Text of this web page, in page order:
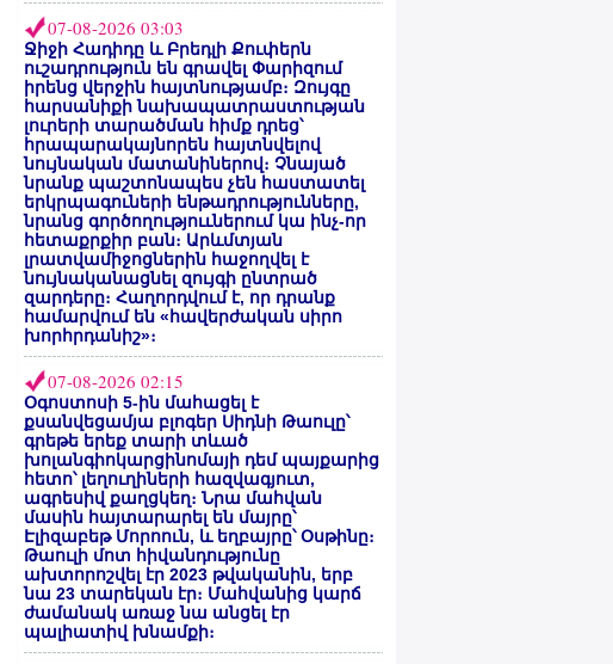
07-08-2026 03:03
Ջիջի Հադիդը և Բրեդլի Քուփերն
ուշադրություն են գրավել Փարիզում
իրենց վերջին հայտնությամբ։ Զույգը
հարսանիքի նախապատրաստության
լուրերի տարածման հիմք դրեց՝
հրապարակայնորեն հայտնվելով
նույնական մատանիներով։ Չնայած
նրանք պաշտոնապես չեն հաստատել
երկրպագուների ենթադրությունները,
նրանց գործողություւներում կա ինչ-որ
հետաքրքիր բան։ Արևմտյան
լրատվամիջոցներին հաջողվել է
նույնականացնել զույգի ընտրած
զարդերը։ Հաղորդվում է, որ դրանք
համարվում են «հավերժական սիրո
խորհրդանիշ»։
07-08-2026 02:15
Օգոստոսի 5-ին մահացել է
քսանվեցամյա բլոգեր Սիդնի Թաուլը՝
գրեթե երեք տարի տևած
խոլանգիոկարցինոմայի դեմ պայքարից
հետո՝ լեղուղիների հազվագյուտ,
ագրեսիվ քաղցկեղ։ Նրա մահվան
մասին հայտարարել են մայրը՝
Էլիզաբեթ Մորոուն, և եղբայրը՝ Օսթինը։
Թաուլի մոտ հիվանդությունը
ախտորոշվել էր 2023 թվականին, երբ
նա 23 տարեկան էր։ Մահվանից կարճ
ժամանակ առաջ նա անցել էր
պալիատիվ խնամքի։